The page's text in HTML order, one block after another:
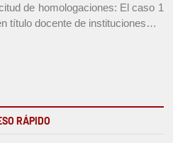
de homologaciones: El caso 1
título docente de instituciones…
RÁPIDO